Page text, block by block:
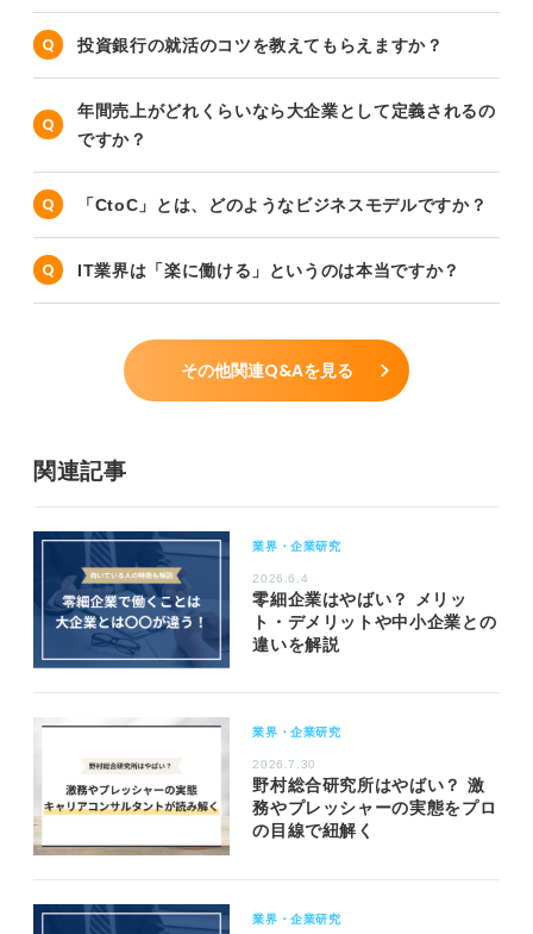
投資銀行の就活のコツを教えてもらえますか？
年間売上がどれくらいなら大企業として定義されるの
ですか？
「CtoC」とは、どのようなビジネスモデルですか？
IT業界は「楽に働ける」というのは本当ですか？
その他関連Q&Aを見る
関連記事
業界・企業研究
2026.6.4
零細企業はやばい？ メリッ
ト・デメリットや中小企業との
違いを解説
業界・企業研究
2026.7.30
野村総合研究所はやばい？ 激
務やプレッシャーの実態をプロ
の目線で紐解く
業界・企業研究